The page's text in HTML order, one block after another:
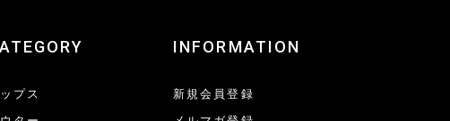
プス
INFORMATION
新規会員登録